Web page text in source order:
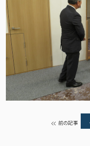
前の記事